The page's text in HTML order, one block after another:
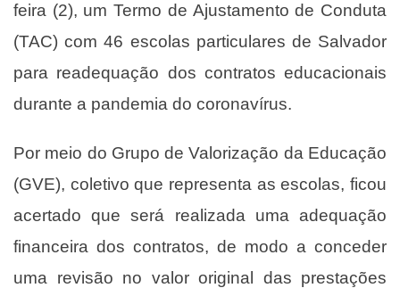
feira (2), um Termo de Ajustamento de Conduta
(TAC) com 46 escolas particulares de Salvador
para readequação dos contratos educacionais
durante a pandemia do coronavírus.
Por meio do Grupo de Valorização da Educação
(GVE), coletivo que representa as escolas, ficou
acertado que será realizada uma adequação
financeira dos contratos, de modo a conceder
uma revisão no valor original das prestações